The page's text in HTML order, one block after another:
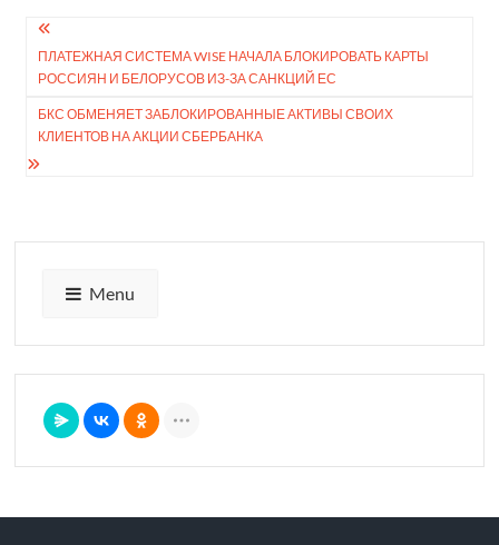
Навигация
по
записям
ПЛАТЕЖНАЯ СИСТЕМА WISE НАЧАЛА БЛОКИ­РОВАТЬ КАРТЫ
РОС­СИЯН И БЕЛОРУСОВ ИЗ⁠-⁠ЗА​ САНКЦИЙ ЕС
БКС ОБМЕНЯЕТ ЗАБЛО­КИРОВАННЫЕ АКТИВЫ СВОИХ
КЛИЕНТОВ НА АКЦИИ СБЕРБАНКА
Menu